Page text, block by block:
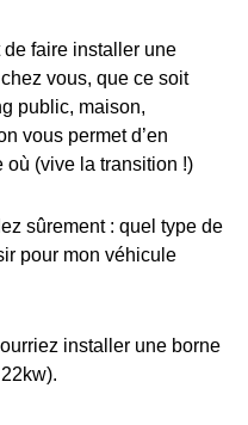
de faire installer une
vous, que ce soit
public, maison,
vous permet d’en
où (vive la transition !)
sûrement : quel type de
pour mon véhicule
installer une borne